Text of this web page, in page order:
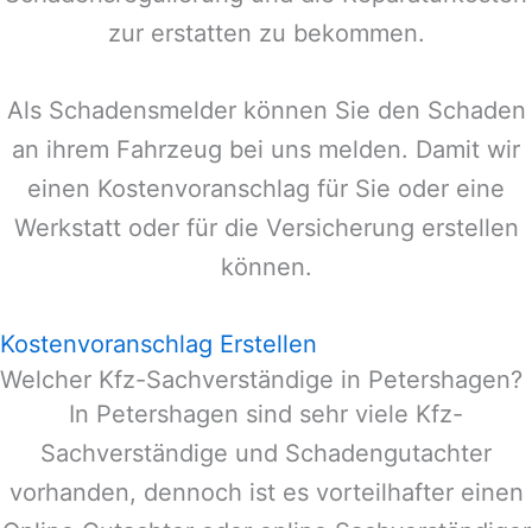
zur erstatten zu bekommen.
Als Schadensmelder können Sie den Schaden
an ihrem Fahrzeug bei uns melden. Damit wir
einen Kostenvoranschlag für Sie oder eine
Werkstatt oder für die Versicherung erstellen
können.
Kostenvoranschlag Erstellen
Welcher Kfz-Sachverständige in Petershagen?
In Petershagen sind sehr viele Kfz-
Sachverständige und Schadengutachter
vorhanden, dennoch ist es vorteilhafter einen